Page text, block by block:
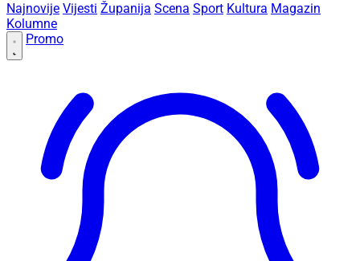
Najnovije Vijesti Županija Scena Sport Kultura Magazin
Kolumne
Promo